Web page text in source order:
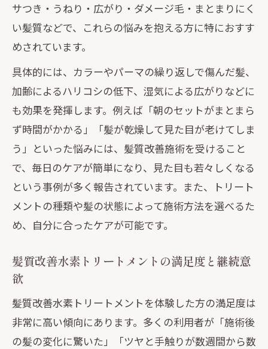
髪質改善の持続性を高めるホームケアの
コツ
方
髪質改善の通う頻度と最適な施術サイク
ル
悩み別に選ぶ髪質改善の有効な方法
髪質改善でパサつき広がりを解消する方
法
髪質改善の施術方法と効果の違いを解説
縮毛矯正と髪質改善どちらが合うか選び
髪質改善とカラーの同時施術で失敗しな
髪質改善が初めての方におすすめのコー
ス選び
サつき・うねり・広がり・ダメージ毛・まとまりにく
い髪質などで、これらの悩みを抱える方に特におすす
めされています。
具体的には、カラーやパーマの繰り返しで傷んだ髪、
加齢によるハリコシの低下、湿気による広がりなどに
も効果を発揮します。例えば「朝のセットがまとまら
ず時間がかかる」「髪が乾燥して見た目が老けてしま
う」といった悩みには、髪質改善施術を受けること
で、毎日のケアが簡単になり、見た目も若々しくなる
という事例が多く報告されています。また、トリート
メントの種類や髪の状態によって施術方法を選べるた
め、自分に合ったケアが可能です。
髪質改善水素トリートメントの満足度と継続意
欲
髪質改善水素トリートメントを体験した方の満足度は
非常に高い傾向にあります。多くの利用者が「施術後
の髪の変化に驚いた」「ツヤと手触りが数週間から数